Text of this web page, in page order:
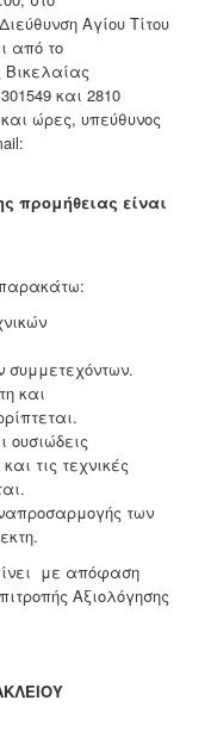
Αγίου Τίτου
από το
και 2810
ώρες, υπεύθυνος
προμήθειας είναι
συμμετεχόντων.
και
τις τεχνικές
των
με απόφαση
Αξιολόγησης